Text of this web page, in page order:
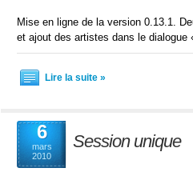
Mise en ligne de la version 0.13.1.
et ajout des artistes dans le dialogue
Lire la suite »
6
mars
2010
Session unique